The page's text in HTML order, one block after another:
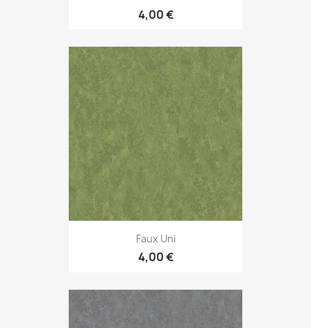
4,00 €
Faux Uni
4,00 €